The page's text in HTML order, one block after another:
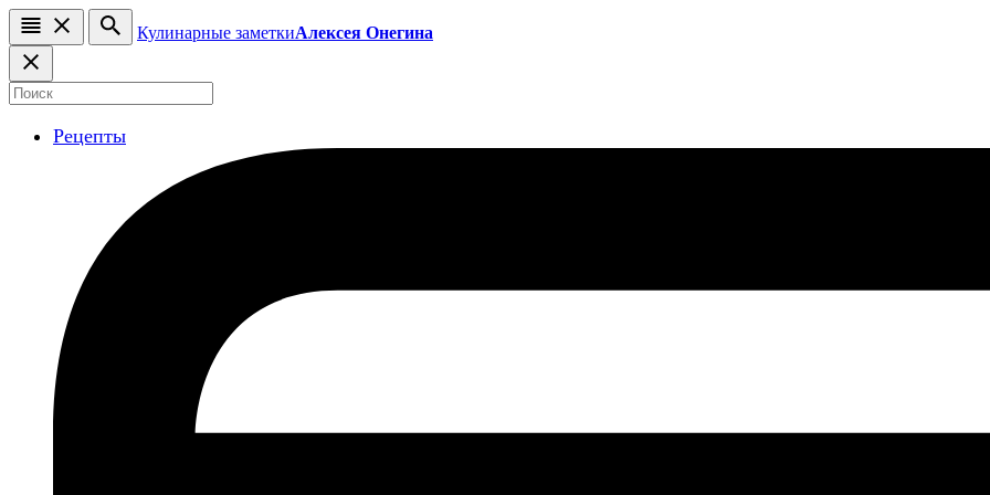
Кулинарные заметкиАлексея Онегина
Рецепты